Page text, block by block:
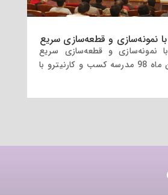
نمونه‌سازی و قطعه‌سازی سریع
نمونه‌سازی و قطعه‌سازی سریع
‎چهارشنبه 30 بهمن ماه 98 مدرسه کسب و کارنیترو با